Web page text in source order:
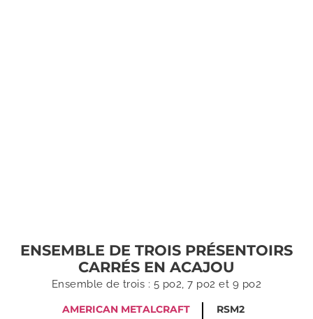
ENSEMBLE DE TROIS PRÉSENTOIRS
CARRÉS EN ACAJOU
Ensemble de trois : 5 po2, 7 po2 et 9 po2
AMERICAN METALCRAFT
RSM2